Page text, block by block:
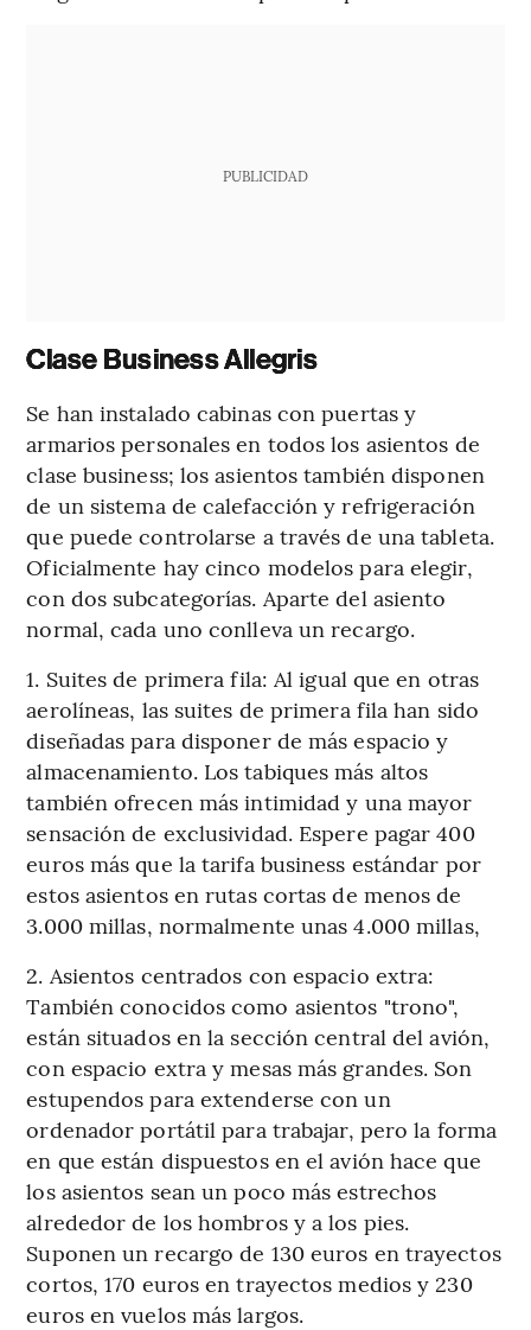
PUBLICIDAD
Clase Business Allegris
Se han instalado cabinas con puertas y
armarios personales en todos los asientos de
clase business; los asientos también disponen
de un sistema de calefacción y refrigeración
que puede controlarse a través de una tableta.
Oficialmente hay cinco modelos para elegir,
con dos subcategorías. Aparte del asiento
normal, cada uno conlleva un recargo.
1. Suites de primera fila: Al igual que en otras
aerolíneas, las suites de primera fila han sido
diseñadas para disponer de más espacio y
almacenamiento. Los tabiques más altos
también ofrecen más intimidad y una mayor
sensación de exclusividad. Espere pagar 400
euros más que la tarifa business estándar por
estos asientos en rutas cortas de menos de
3.000 millas, normalmente unas 4.000 millas,
2. Asientos centrados con espacio extra:
También conocidos como asientos "trono",
están situados en la sección central del avión,
con espacio extra y mesas más grandes. Son
estupendos para extenderse con un
ordenador portátil para trabajar, pero la forma
en que están dispuestos en el avión hace que
los asientos sean un poco más estrechos
alrededor de los hombros y a los pies.
Suponen un recargo de 130 euros en trayectos
cortos, 170 euros en trayectos medios y 230
euros en vuelos más largos.